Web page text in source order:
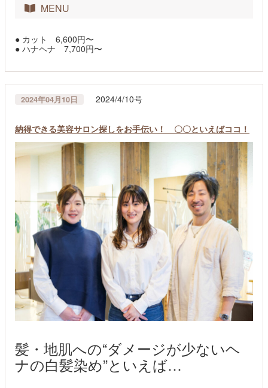
MENU
● カット 6,600円〜
● ハナヘナ 7,700円〜
2024年04月10日 2024/4/10号
納得できる美容サロン探しをお手伝い！ 〇〇といえばココ！
髪・地肌への“ダメージが少ないヘ
ナの白髪染め”といえば…